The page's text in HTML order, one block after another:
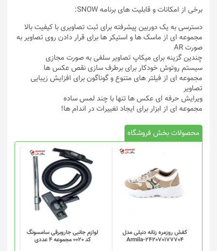
برخی از امکانات و قابلیت های برنامه SNOW:
دسترسی به یک دوربین پیشرفته برای ثبت تصاویری با کیفیت بالا
مجموعه ای از ماسک ها و استیکر ها برای قرار دادن روی تصاویر به
صورت AR
چندین گزینه برای میکاپ تصاویر سلفی به صورت مجازی
سیستم روتوش خودکار برای برطرف سازی نقص عکس ها
مجموعه ای از فیلتر های متنوع و گوناگون برای افزایش زیبایی
تصاویر
ویرایش حرفه ای عکس ها تنها با چند لمس ساده
مجموعه ای از ابزار برای ایجاد تغییرات در اندام ها!
محصولات بخش فروشگاه
کفش روزمره زنانه دنیلی مدل
Armila-242070177704
لوازم جانبی جاروبرقی سامسونگ
کد 0020 مجموعه 4 عددی